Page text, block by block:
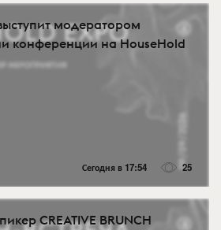
модератором
конференции на HouseHold
Сегодня в 17:54 25
CREATIVE BRUNCH